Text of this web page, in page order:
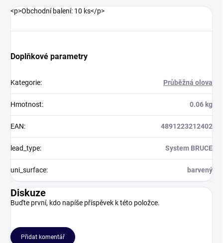
<p>Obchodní balení: 10 ks</p>
Doplňkové parametry
Kategorie: Průběžná olova
Hmotnost: 0.06 kg
EAN: 4891223212402
lead_type: System BRUCE
uni_surface: barvený
Diskuze
Buďte první, kdo napíše příspěvek k této položce.
Přidat komentář